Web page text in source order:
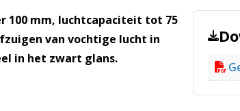
100 mm, luchtcapaciteit tot 75
van vochtige lucht in
in het zwart glans.